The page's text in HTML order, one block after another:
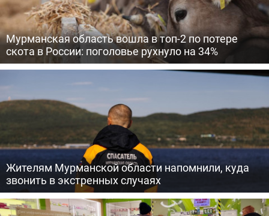
Мурманская область вошла в топ-2 по потере
скота в России: поголовье рухнуло на 34%
Жителям Мурманской области напомнили, куда
звонить в экстренных случаях